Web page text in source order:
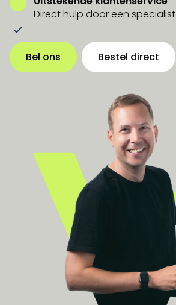
Direct hulp door een specialist
Bel ons Bestel direct